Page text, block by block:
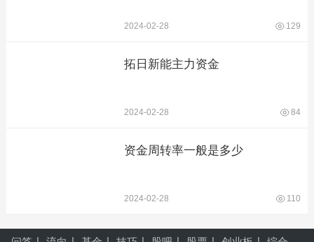
2024-02-28 129
拓日新能主力资金
2024-02-28 84
资金周转率一般是多少
2024-02-28 110